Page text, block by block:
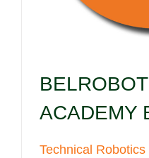
ACADEMY
Technical